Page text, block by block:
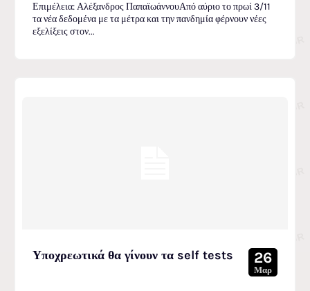
Επιμέλεια: Αλέξανδρος ΠαπαϊωάννουΑπό αύριο το πρωί 3/11
τα νέα δεδομένα με τα μέτρα και την πανδημία φέρνουν νέες
εξελίξεις στον...
Υποχρεωτικά θα γίνουν τα self tests 26
Μαρ